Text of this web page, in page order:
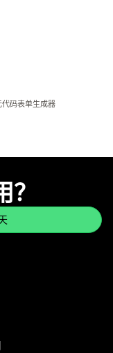
码表单生成器